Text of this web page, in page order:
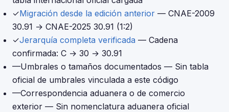
✓Migración desde la edición anterior — CNAE-2009
30.91 → CNAE-2025 30.91 (1:2)
✓Jerarquía completa verificada — Cadena
confirmada: C → 30 → 30.91
—Umbrales o tamaños documentados — Sin tabla
oficial de umbrales vinculada a este código
—Correspondencia aduanera o de comercio
exterior — Sin nomenclatura aduanera oficial